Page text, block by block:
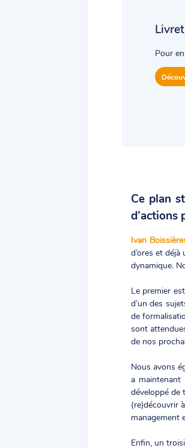
Pour
Ce plan
d’actions
Ivan
d’ores et
dynamique.
Le premier
d’un des
de
sont
de nos
Nous avons
a
développé de
(re)découvrir
management
Enfin, un